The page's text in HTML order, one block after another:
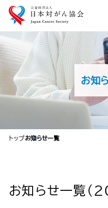
お知
トップお知らせ一覧
お知らせ一覧（